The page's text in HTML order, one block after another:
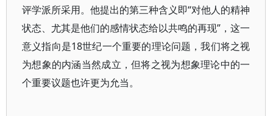
评学派所采用。他提出的第三种含义即“对他人的精神
状态、尤其是他们的感情状态给以共鸣的再现”，这一
意义指向是18世纪一个重要的理论问题，我们将之视
为想象的内涵当然成立，但将之视为想象理论中的一
个重要议题也许更为允当。